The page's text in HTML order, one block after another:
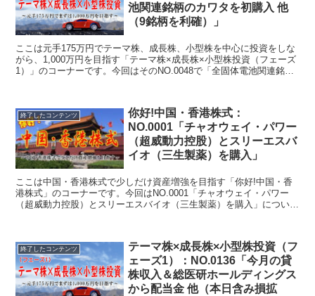
池関連銘柄のカワタを初購入 他
（9銘柄を利確）」
ここは元手175万円でテーマ株、成長株、小型株を中心に投資をしな
がら、1,000万円を目指す「テーマ株×成長株×小型株投資（フェーズ
1）」のコーナーです。今回はそのNO.0048で「全固体電池関連銘柄
終了したコンテンツ
你好!中国・香港株式：
NO.0001「チャオウェイ・パワー
（超威動力控股）とスリーエスバ
イオ（三生製薬）を購入」
ここは中国・香港株式で少しだけ資産増強を目指す「你好!中国・香
港株式」のコーナーです。今回はNO.0001「チャオウェイ・パワー
（超威動力控股）とスリーエスバイオ（三生製薬）を購入」について
終了したコンテンツ
テーマ株×成長株×小型株投資（フ
ェーズ1）：NO.0136「今月の貸
株収入＆総医研ホールディングス
から配当金 他（本日含み損拡